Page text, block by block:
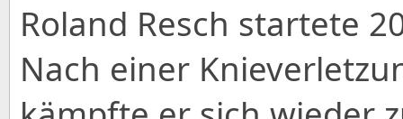
Roland Resch startete
Nach einer